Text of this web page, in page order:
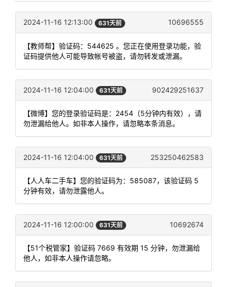
2024-11-16 12:13:00 631天前 10696555
【教师帮】验证码：544625 。您正在使用登录功能，验
证码提供他人可能导致帐号被盗，请勿转发或泄漏。
2024-11-16 12:04:00 631天前 902429251637
【微博】您的登录验证码是：2454（5分钟内有效），请
勿泄漏给他人。如非本人操作，请忽略本条消息。
2024-11-16 12:04:00 631天前 253250462583
【人人车二手车】您的验证码为：585087，该验证码 5
分钟有效，请勿泄露他人。
2024-11-16 12:00:00 631天前 10692674
【51个税管家】验证码 7669 有效期 15 分钟，勿泄漏给
他人，如非本人操作请忽略。